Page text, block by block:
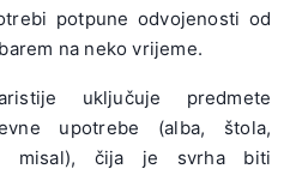
potpune odvojenosti od
na neko vrijeme.
uključuje predmete
upotrebe (alba, štola,
misal), čija je svrha biti